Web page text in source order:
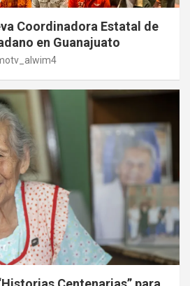
Coordinadora Estatal de
en Guanajuato